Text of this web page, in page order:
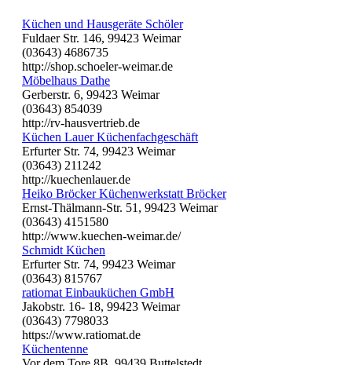
Küchen und Hausgeräte Schöler
Fuldaer Str. 146, 99423 Weimar
(03643) 4686735
http://shop.schoeler-weimar.de
Möbelhaus Dathe
Gerberstr. 6, 99423 Weimar
(03643) 854039
http://rv-hausvertrieb.de
Küchen Lauer Küchenfachgeschäft
Erfurter Str. 74, 99423 Weimar
(03643) 211242
http://kuechenlauer.de
Heiko Bröcker Küchenwerkstatt Bröcker
Ernst-Thälmann-Str. 51, 99423 Weimar
(03643) 4151580
http://www.kuechen-weimar.de/
Schmidt Küchen
Erfurter Str. 74, 99423 Weimar
(03643) 815767
ratiomat Einbauküchen GmbH
Jakobstr. 16- 18, 99423 Weimar
(03643) 7798033
https://www.ratiomat.de
Küchentenne